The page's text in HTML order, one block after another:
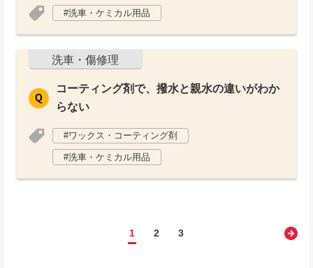
洗車・ケミカル用品
洗車・傷修理
コーティング剤で、撥水と親水の違いがわか
らない
ワックス・コーティング剤
洗車・ケミカル用品
1 2 3